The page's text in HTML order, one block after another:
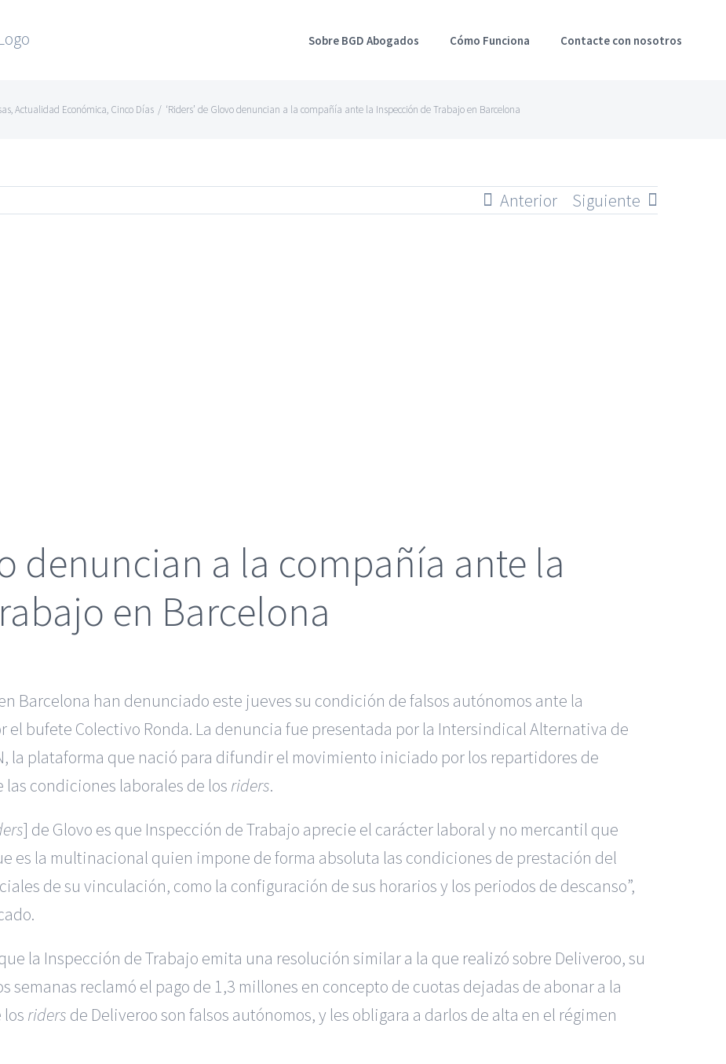
Sobre BGD Abogados Cómo Funciona Contacte con nosotros
,Actualidad Económica, Cinco Días / ‘Riders’ de Glovo denuncian a la compañía ante la Inspección de Trabajo en Barcelona
Anterior Siguiente
denuncian a la compañía ante la
en Barcelona
Barcelona han denunciado este jueves su condición de falsos autónomos ante la
el bufete Colectivo Ronda. La denuncia fue presentada por la Intersindical Alternativa de
la plataforma que nació para difundir el movimiento iniciado por los repartidores de
condiciones laborales de los riders.
] de Glovo es que Inspección de Trabajo aprecie el carácter laboral y no mercantil que
es la multinacional quien impone de forma absoluta las condiciones de prestación del
de su vinculación, como la configuración de sus horarios y los periodos de descanso”,
la Inspección de Trabajo emita una resolución similar a la que realizó sobre Deliveroo, su
semanas reclamó el pago de 1,3 millones en concepto de cuotas dejadas de abonar a la
riders de Deliveroo son falsos autónomos, y les obligara a darlos de alta en el régimen